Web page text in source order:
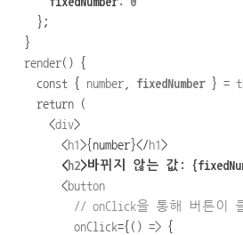
    };
  }
render() {
const { number fixedNumber } =
return (
      <
div>
        <
h1>{ number }</h1>
        <
h2>바뀌지 않는 값 : {
        <
button
// onClick을 통해 버튼이
onClick={() => {